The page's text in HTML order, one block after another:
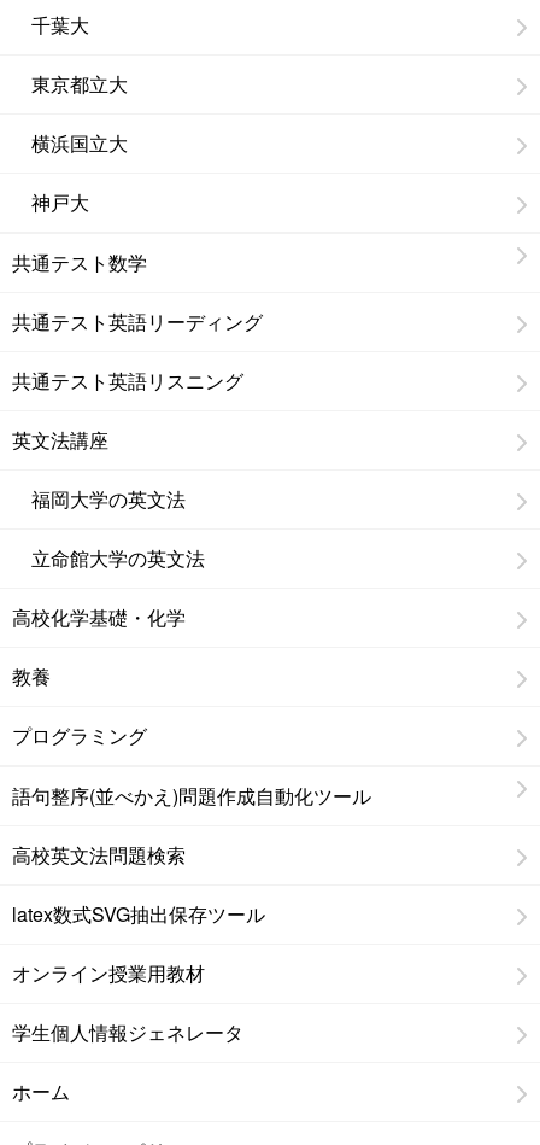
千葉大
東京都立大
横浜国立大
神戸大
共通テスト数学
共通テスト英語リーディング
共通テスト英語リスニング
英文法講座
福岡大学の英文法
立命館大学の英文法
高校化学基礎・化学
教養
プログラミング
語句整序(並べかえ)問題作成自動化ツール
高校英文法問題検索
latex数式SVG抽出保存ツール
オンライン授業用教材
学生個人情報ジェネレータ
ホーム